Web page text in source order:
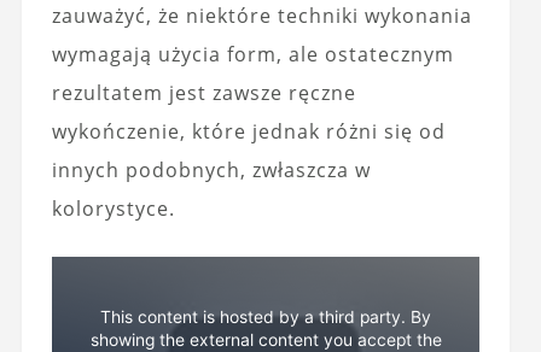
zauważyć, że niektóre techniki wykonania
wymagają użycia form, ale ostatecznym
rezultatem jest zawsze ręczne
wykończenie, które jednak różni się od
innych podobnych, zwłaszcza w
kolorystyce.
This content is hosted by a third party. By
showing the external content you accept the